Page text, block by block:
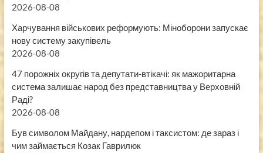
2026-08-08
Харчування військових реформують: Міноборони запускає
нову систему закупівель
2026-08-08
47 порожніх округів та депутати-втікачі: як мажоритарна
система залишає народ без представництва у Верховній
Раді?
2026-08-08
Був символом Майдану, нардепом і таксистом: де зараз і
чим займається Козак Гаврилюк